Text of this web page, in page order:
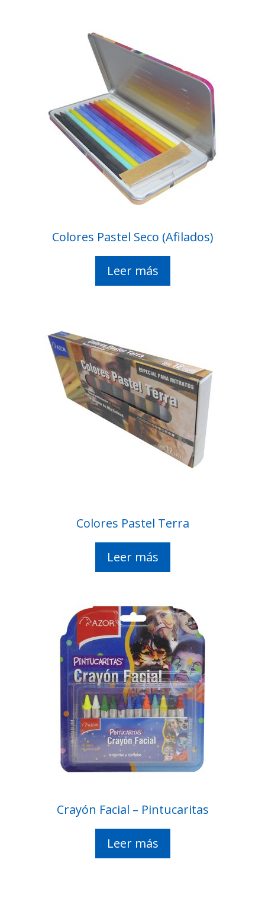
Colores Pastel Seco (Afilados)
Leer más
Colores Pastel Terra
Leer más
Crayón Facial – Pintucaritas
Leer más